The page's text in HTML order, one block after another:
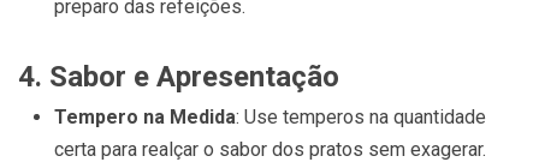
preparo das refeições.
4. Sabor e Apresentação
Tempero na Medida: Use temperos na quantidade
certa para realçar o sabor dos pratos sem exagerar.